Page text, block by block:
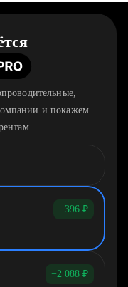
и покажем
−396 ₽
−2 088 ₽